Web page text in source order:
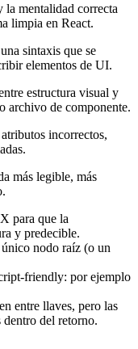
la mentalidad correcta
limpia en React.
sintaxis que se
elementos de UI.
estructura visual y
archivo de componente.
incorrectos,
más legible, más
para que la
y predecible.
nodo raíz (o un
friendly: por ejemplo
entre llaves, pero las
dentro del retorno.